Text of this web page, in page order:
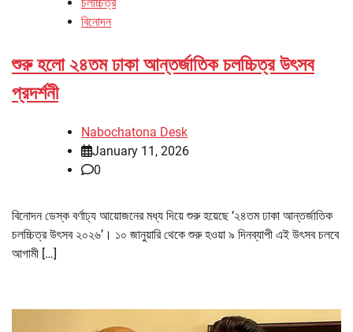
বিনোদন
শুরু হলো ২৪তম ঢাকা আন্তর্জাতিক চলচ্চিত্র উৎসব
প্রদর্শনী
Nabochatona Desk
January 11, 2026
0
বিনোদন ডেস্ক বর্ণাঢ্য আয়োজনের মধ্য দিয়ে শুরু হয়েছে ‘২৪তম ঢাকা আন্তর্জাতিক
চলচ্চিত্র উৎসব ২০২৬’। ১০ জানুয়ারি থেকে শুরু হওয়া ৯ দিনব্যাপী এই উৎসব চলবে
আগামী […]